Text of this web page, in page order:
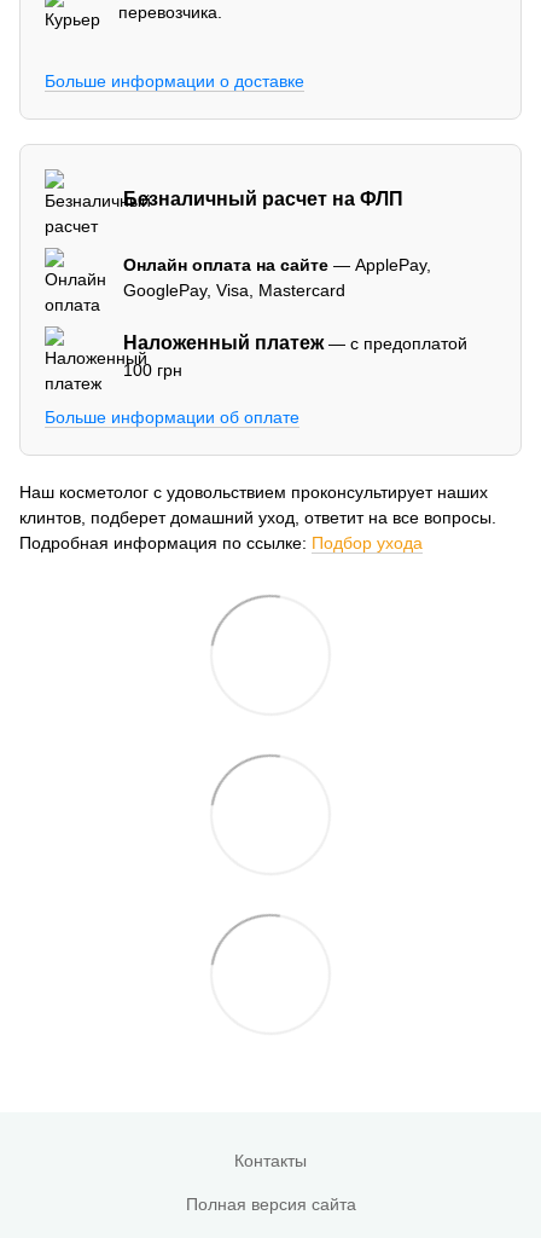
перевозчика.
Больше информации о доставке
Безналичный расчет на ФЛП
Онлайн оплата на сайте — ApplePay,
GooglePay, Visa, Mastercard
Наложенный платеж— с предоплатой
100 грн
Больше информации об оплате
Наш косметолог с удовольствием проконсультирует наших
клинтов, подберет домашний уход, ответит на все вопросы.
Подробная информация по ссылке: Подбор ухода
Контакты
Полная версия сайта